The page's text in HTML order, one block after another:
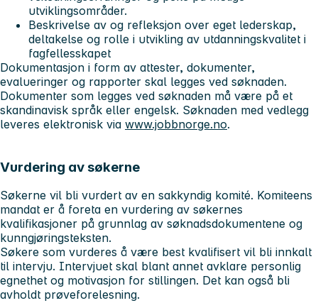
utviklingsområder.
Beskrivelse av og refleksjon over eget lederskap,
deltakelse og rolle i utvikling av utdanningskvalitet i
fagfellesskapet
Dokumentasjon i form av attester, dokumenter,
evalueringer og rapporter skal legges ved søknaden.
Dokumenter som legges ved søknaden må være på et
skandinavisk språk eller engelsk. Søknaden med vedlegg
leveres elektronisk via www.jobbnorge.no.
Vurdering av søkerne
Søkerne vil bli vurdert av en sakkyndig komité. Komiteens
mandat er å foreta en vurdering av søkernes
kvalifikasjoner på grunnlag av søknadsdokumentene og
kunngjøringsteksten.
Søkere som vurderes å være best kvalifisert vil bli innkalt
til intervju. Intervjuet skal blant annet avklare personlig
egnethet og motivasjon for stillingen. Det kan også bli
avholdt prøveforelesning.